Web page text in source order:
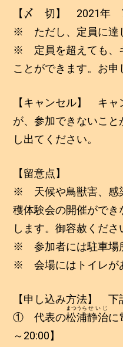
【〆 切】 2021年
※ ただし、定員に達
※ 定員を超えても、
ことができます。お申
【キャンセル】 キャ
が、参加できないこと
し出てください。
【留意点】
※ 天候や鳥獣害、感
穫体験会の開催がで
します。御容赦くださ
※ 参加者には駐車場
※ 会場にはトイレが
【申し込み方法】 下
① 代表の松浦
まつうら
静治
せいじ
に
～20:00】